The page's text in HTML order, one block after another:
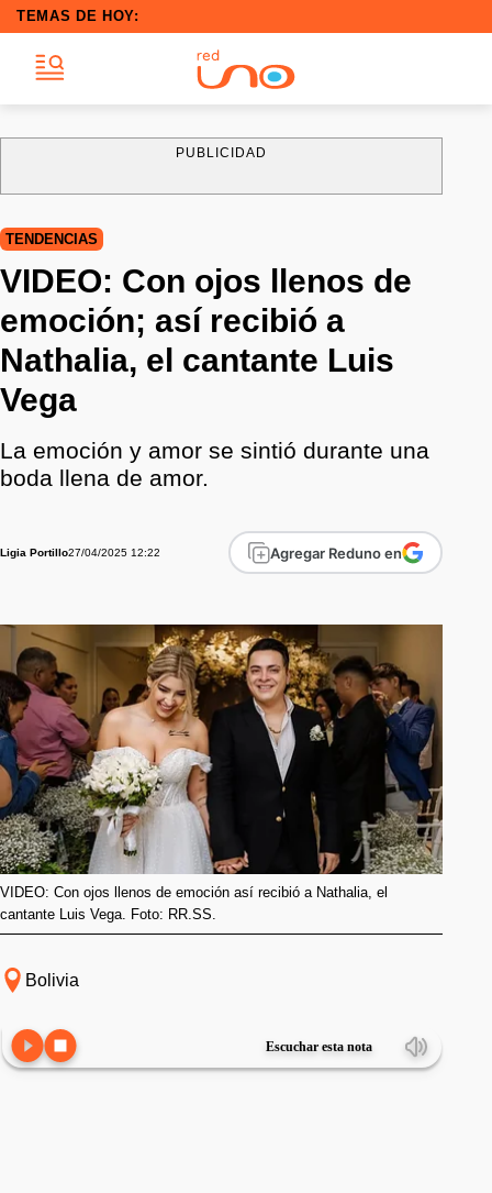
TEMAS DE HOY:
PUBLICIDAD
TENDENCIAS
VIDEO: Con ojos llenos de
emoción; así recibió a
Nathalia, el cantante Luis
Vega
La emoción y amor se sintió durante una
boda llena de amor.
Ligia Portillo27/04/2025 12:22 Agregar Reduno en
VIDEO: Con ojos llenos de emoción así recibió a Nathalia, el
cantante Luis Vega. Foto: RR.SS.
Bolivia
Escuchar esta nota